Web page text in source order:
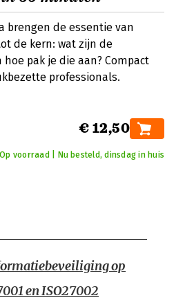
brengen de essentie van
de kern: wat zijn de
pak je die aan? Compact
professionals.
€ 12,50
Op voorraad | Nu besteld, dinsdag in huis
op
en ISO27002